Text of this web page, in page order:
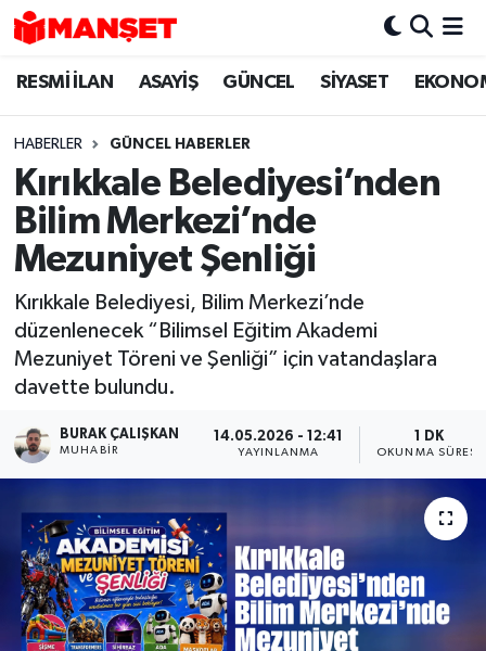
RESMİ İLAN ASAYİŞ GÜNCEL SİYASET
HABERLER GÜNCEL HABERLER
Kırıkkale Belediyesi’nden
Bilim Merkezi’nde
Mezuniyet Şenliği
Kırıkkale Belediyesi, Bilim Merkezi’nde
düzenlenecek “Bilimsel Eğitim Akademi
Mezuniyet Töreni ve Şenliği” için vatandaşlara
davette bulundu.
BURAK ÇALIŞKAN
MUHABIR
14.05.2026 - 12:41
YAYINLANMA
1 DK
OKUNMA SÜRESI
Hava Durumu
Trafik Durumu
Süper Lig Puan Durumu ve Fikstür
Tüm Manşetler
Son Dakika Haberleri
Haber Arşivi